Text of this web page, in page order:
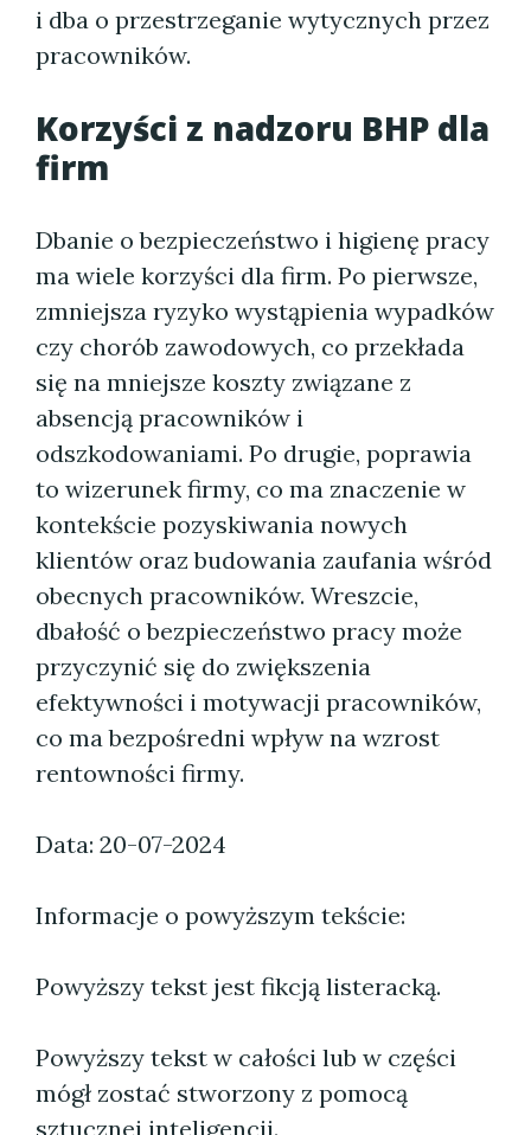
i dba o przestrzeganie wytycznych przez
pracowników.
Korzyści z nadzoru BHP dla
firm
Dbanie o bezpieczeństwo i higienę pracy
ma wiele korzyści dla firm. Po pierwsze,
zmniejsza ryzyko wystąpienia wypadków
czy chorób zawodowych, co przekłada
się na mniejsze koszty związane z
absencją pracowników i
odszkodowaniami. Po drugie, poprawia
to wizerunek firmy, co ma znaczenie w
kontekście pozyskiwania nowych
klientów oraz budowania zaufania wśród
obecnych pracowników. Wreszcie,
dbałość o bezpieczeństwo pracy może
przyczynić się do zwiększenia
efektywności i motywacji pracowników,
co ma bezpośredni wpływ na wzrost
rentowności firmy.
Data: 20-07-2024
Informacje o powyższym tekście:
Powyższy tekst jest fikcją listeracką.
Powyższy tekst w całości lub w części
mógł zostać stworzony z pomocą
sztucznej inteligencji.